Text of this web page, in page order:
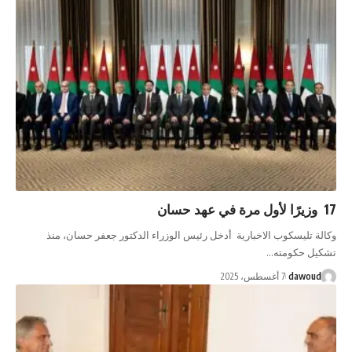
الاخبارية أدخل رئيس الوزراء الدكتور جعفر حسان، منذ
7 أغسطس، 2025